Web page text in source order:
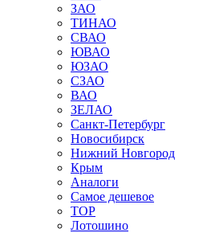
ЗАО
ТИНАО
СВАО
ЮВАО
ЮЗАО
СЗАО
ВАО
ЗЕЛАО
Санкт-Петербург
Новосибирск
Нижний Новгород
Крым
Аналоги
Самое дешевое
TOP
Лотошино